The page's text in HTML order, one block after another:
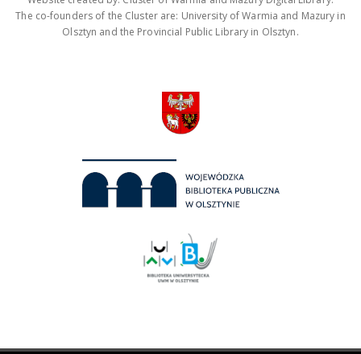
The co-founders of the Cluster are: University of Warmia and Mazury in
Olsztyn and the Provincial Public Library in Olsztyn.